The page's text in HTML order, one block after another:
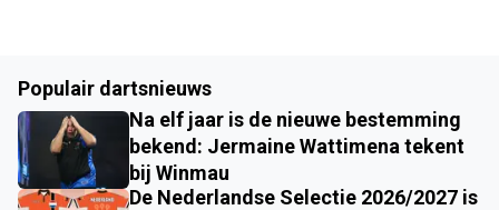
Populair dartsnieuws
Na elf jaar is de nieuwe bestemming
bekend: Jermaine Wattimena tekent
bij Winmau
De Nederlandse Selectie 2026/2027 is